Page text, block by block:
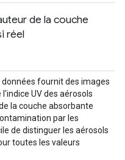
de la couche
réel
données fournit des images
UV des aérosols
la couche absorbante
par les
de distinguer les aérosols
toutes les valeurs